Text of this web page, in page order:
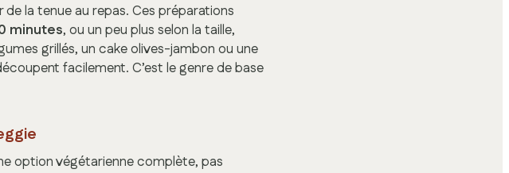
la tenue au repas. Ces préparations
minutes, ou un peu plus selon la taille,
grillés, un cake olives-jambon ou une
facilement. C’est le genre de base
option végétarienne complète, pas